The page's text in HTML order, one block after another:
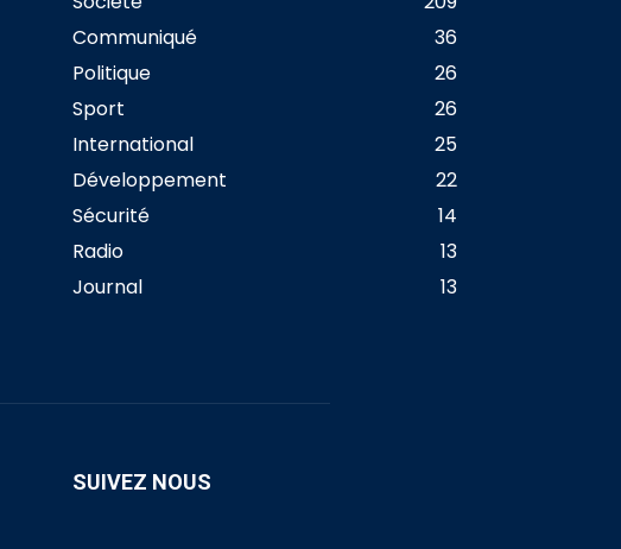
Communiqué
36
Politique
26
Sport
26
International
25
Développement
22
Sécurité
14
Radio
13
Journal
13
SUIVEZ NOUS